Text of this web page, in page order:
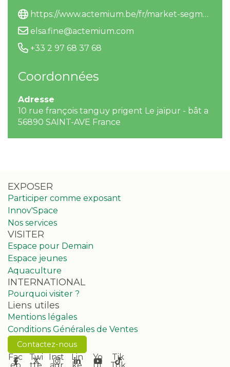
https://www.actemium.be/fr/market-segment/agro/
elsa.fine@actemium.com
+33 2 97 68 37 68
Coordonnées
Adresse
10 rue françois tanguy prigent Le jaïpur - bât a
56890 SAINT-AVE France
EXPOSER
Participer comme exposant
Innov'Space
Nos services
VISITER
Espace pour Demain
Espace jeunes
Aquaculture
INTERNATIONAL
Pourquoi visiter ?
Liens utiles
Mentions légales
Conditions Générales de Ventes
Contactez-nous
Fac
eb
Twi
tte
Inst
agr
Lin
ke
Yo
ut
Tik
Tok